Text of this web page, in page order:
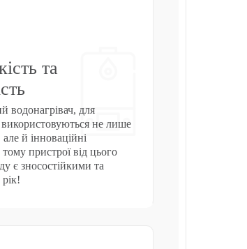
та
водонагрівач, для
використовуються не лише
але й інноваційні
пристрої від цього
є зносостійкими та